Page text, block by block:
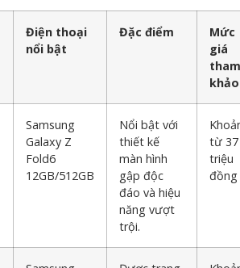
Điện thoại
nổi bật
Đặc điểm
Mức
giá
tham
khảo
Samsung
Galaxy Z
Fold6
12GB/512GB
Nổi bật với
thiết kế
màn hình
gập độc
đáo và hiệu
năng vượt
trội.
từ 37
triệu
đồng